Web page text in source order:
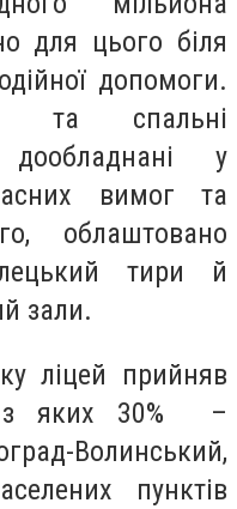
для цього біля
допомоги.
та спальні
у
вимог та
облаштовано
тири й
зали.
ліцей прийняв
з яких 30% –
Волинський,
пунктів